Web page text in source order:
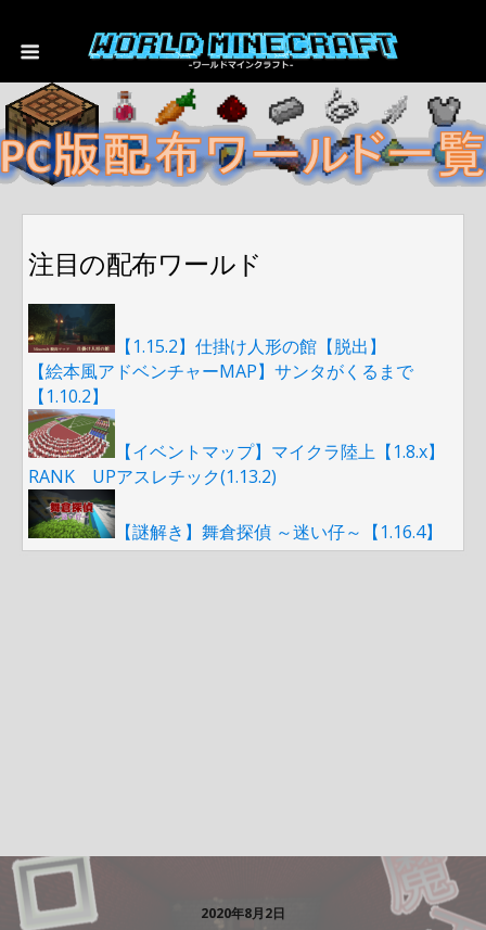
注目の配布ワールド
【1.15.2】仕掛け人形の館【脱出】
【絵本風アドベンチャーMAP】サンタがくるまで
【1.10.2】
【イベントマップ】マイクラ陸上【1.8.x】
RANK UPアスレチック(1.13.2)
【謎解き】舞倉探偵 ～迷い仔～【1.16.4】
2020年8月2日